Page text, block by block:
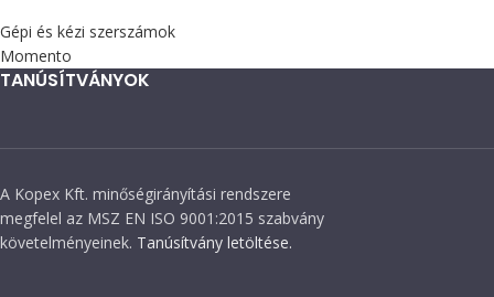
Gépi és kézi szerszámok
Momento
TANÚSÍTVÁNYOK
A Kopex Kft. minőségirányítási rendszere
megfelel az MSZ EN ISO 9001:2015 szabvány
követelményeinek. Tanúsítvány letöltése.